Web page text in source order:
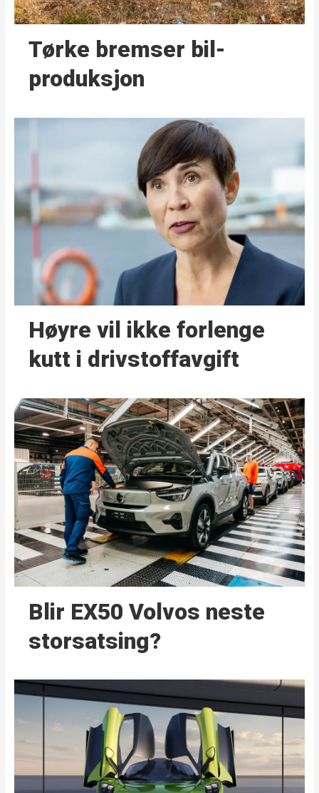
Tørke bremser bil­
produksjon
Høyre vil ikke forlenge
kutt i drivstoffavgift
Blir EX50 Volvos neste
storsatsing?